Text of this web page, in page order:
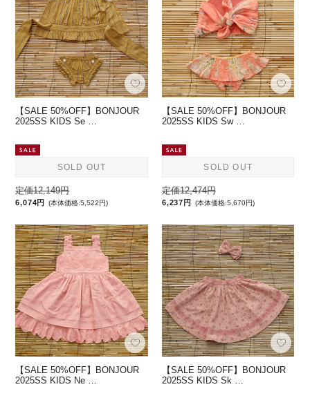
【SALE 50%OFF】BONJOUR
2025SS KIDS Se …
SOLD OUT
定価12,149円
6,074円 (本体価格:5,522円)
【SALE 50%OFF】BONJOUR
2025SS KIDS Sw …
SOLD OUT
定価12,474円
6,237円 (本体価格:5,670円)
【SALE 50%OFF】BONJOUR
2025SS KIDS Ne …
【SALE 50%OFF】BONJOUR
2025SS KIDS Sk …